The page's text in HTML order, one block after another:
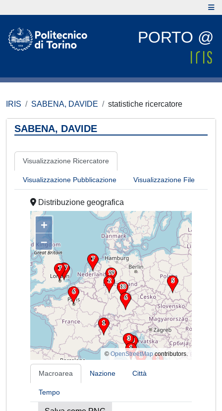
PORTO @
IRIS SABENA, DAVIDE statistiche ricercatore
SABENA, DAVIDE
Visualizzazione Ricercatore
Visualizzazione Pubblicazione Visualizzazione File
Distribuzione geografica
+
–
© OpenStreetMapcontributors.
Macroarea Nazione Città
Tempo